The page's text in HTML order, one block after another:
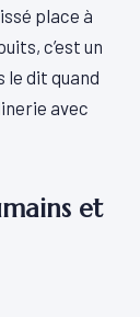
place à
c’est un
le dit quand
avec
et